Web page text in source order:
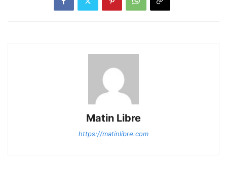
Matin Libre
https://matinlibre.com